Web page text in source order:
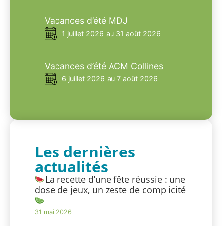
Vacances d’été MDJ
1 juillet 2026 au 31 août 2026
Vacances d’été ACM Collines
6 juillet 2026 au 7 août 2026
Les dernières
actualités
La recette d’une fête réussie : une
dose de jeux, un zeste de complicité
31 mai 2026